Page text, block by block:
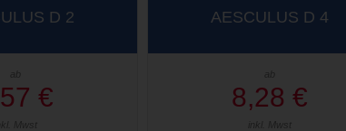
D 2
ab
€
inkl. Mwst
AESCULUS D 4
ab
8,28 €
inkl. Mwst